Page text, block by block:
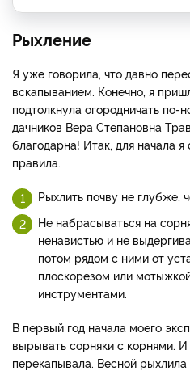
Рыхление
Я уже говорила, что давно
вскапыванием. Конечно, я
подтолкнула огородничать по-
дачников Вера Степановна
благодарна! Итак, для начала
правила.
Рыхлить почву не глубже,
Не набрасываться на
ненавистью и не
потом рядом с ними от
плоскорезом или
инструментами.
В первый год начала моего
вырывать сорняки с корнями.
перекапывала. Весной